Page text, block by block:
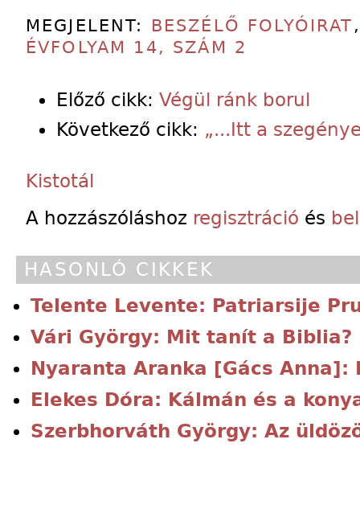
MEGJELENT: BESZÉLŐ FOLYÓIRAT
ÉVFOLYAM 14, SZÁM 2
Előző cikk: Végül ránk borul
Következő cikk: „...Itt a
Kistotál
A hozzászóláshoz regisztráció és
HASONLÓ CIKKEK
Telente Levente: Patriarsije
Vári György: Mit tanít a Biblia?
Nyaranta Aranka [Gács
Elekes Dóra: Kálmán és a
Szerbhorváth György: Az